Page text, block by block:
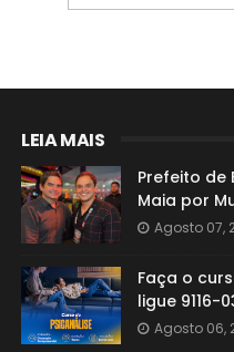
LEIA MAIS
Prefeito de
Maia por
Agosto 07,
Faça o
ligue 9116-
Agosto 06,